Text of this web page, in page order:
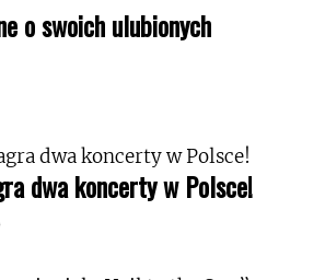
o swoich ulubionych
dwa koncerty w Polsce!